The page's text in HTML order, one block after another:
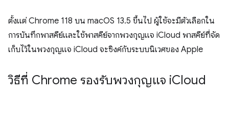
ตั้งแต่ Chrome 118 บน macOS 13.5 ขึ้นไป ผู้ใช้จะมีตัวเลือกใน
การบันทึกพาสคีย์และใช้พาสคีย์จากพวงกุญแจ iCloud พาสคีย์ที่จัด
เก็บไว้ในพวงกุญแจ iCloud จะซิงค์กับระบบนิเวศของ Apple
วิธีที่ Chrome รองรับพวงกุญแจ iCloud